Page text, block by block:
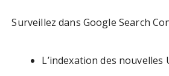
Surveillez dans Google Search
L’indexation des nouvelles